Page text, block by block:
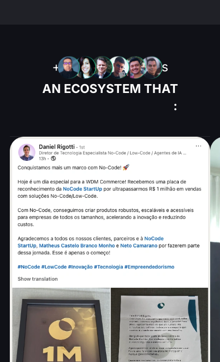
+10.000students
AN ECOSYSTEM THAT
: